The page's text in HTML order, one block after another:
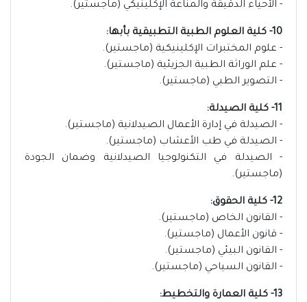
- الأحياء الدقيقة والمناعة الإكلينيكي (ماجستير).
10- كلية العلوم الطبية التطبيقية بأبها:
- علوم المختبرات الإكلينيكية (ماجستير).
- علم الوراثة الطبية الجزيئية (ماجستير).
- التصوير الطبي (ماجستير).
11- كلية الصيدلة:
- الصيدلة في إدارة الأعمال الصيدلانية (ماجستير).
- الصيدلة في طب الأعشاب (ماجستير).
- الصيدلة في التكنولوجيا الصيدلانية وضمان الجودة
(ماجستير).
12- كلية الحقوق:
- القانون الخاص (ماجستير).
- قانون الأعمال (ماجستير).
- القانون البيئي (ماجستير).
- القانون السياحي (ماجستير).
13- كلية العمارة والتخطيط: